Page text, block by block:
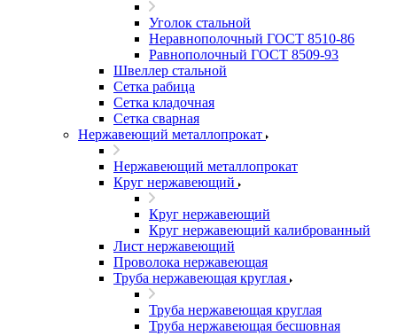
Уголок стальной
Неравнополочный ГОСТ 8510-86
Равнополочный ГОСТ 8509-93
Швеллер стальной
Сетка рабица
Сетка кладочная
Сетка сварная
Нержавеющий металлопрокат
Нержавеющий металлопрокат
Круг нержавеющий
Круг нержавеющий
Круг нержавеющий калиброванный
Лист нержавеющий
Проволока нержавеющая
Труба нержавеющая круглая
Труба нержавеющая круглая
Труба нержавеющая бесшовная